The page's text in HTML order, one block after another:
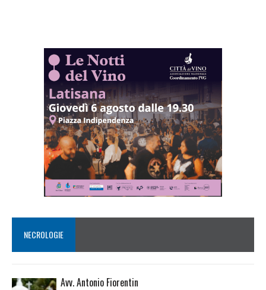
NECROLOGIE
Avv. Antonio Fiorentin